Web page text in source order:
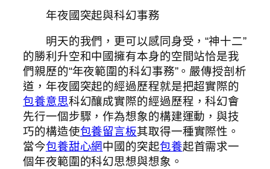
年夜國突起與科幻事務
明天的我們，更可以感同身受，“神十二”
的勝利升空和中國擁有本身的空間站恰是我
們親歷的“年夜範圍的科幻事務”。嚴傳授剖析
道，年夜國突起的經過歷程就是把超實際的
包養意思科幻釀成實際的經過歷程，科幻會
先行一個步驟，作為想象的構建運動，與技
巧的構造使包養留言板其取得一種實際性。
當今包養甜心網中國的突起包養起首需求一
個年夜範圍的科幻思想與想象。